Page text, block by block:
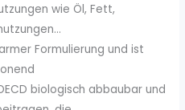
wie Öl, Fett,
Formulierung und ist
biologisch abbaubar und